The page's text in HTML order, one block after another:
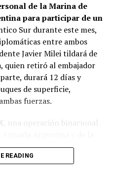
haber captado millones
la supuesta venta de
estuvieron
Espert y Fred Machado.
las maniobras se
South Aviation Inc. y
sociedad radicada en
aviones que nunca
de laMarina de
para participar de un
Sur durante este mes,
entre ambos
Javier Milei tildará de
quien retiró al embajador
durará 12 días y
de superficie,
fuerzas.
, una operación binacional
Atlántico Sur. Comenzará
desarrollará entre las
READING